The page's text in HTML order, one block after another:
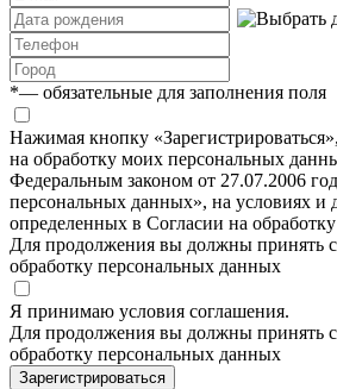
*— обязательные для заполнения поля
Нажимая кнопку
на обработку моих персональных
Федеральным законом от 27.07.2006
персональных данных», на условиях и
определенных в Согласии на
Для продолжения вы должны принять
обработку персональных данных
Я принимаю условия соглашения.
Для продолжения вы должны принять
обработку персональных данных
Зарегистрироваться